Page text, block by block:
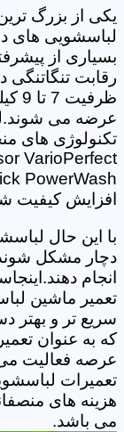
یکی از بزرگ
لباسشویی های
بسیاری از
رقابت
عرضه می
VarioPerfect
افزایش کیفیت
با این حال
دچار مشکل شوند
انجام
تعمیر ماشین
سریع تر و بهتر
که به عنوان
عرصه فعالیت
تعمیرات
هزینه های
می باشد.